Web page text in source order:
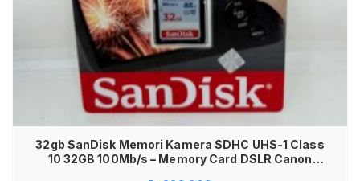
32gb SanDisk Memori Kamera SDHC UHS-1 Class
10 32GB 100Mb/s – Memory Card DSLR Canon